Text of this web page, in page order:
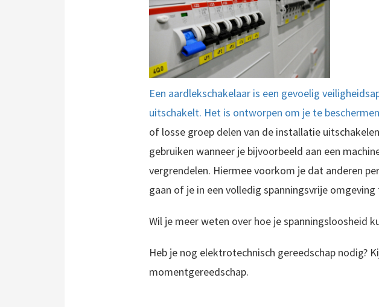
Een aardlekschakelaar is een gevoelig
uitschakelt. Het is ontworpen om je te
of losse groep delen van de installatie
gebruiken wanneer je bijvoorbeeld aan een
vergrendelen. Hiermee voorkom je dat anderen
gaan of je in een volledig spanningsvrije
Wil je meer weten over hoe je spanningsloosheid
Heb je nog elektrotechnisch gereedschap nodig?
momentgereedschap.